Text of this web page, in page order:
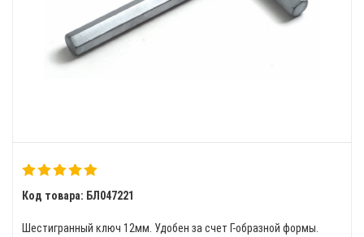
Код товара: БЛ047221
Шестигранный ключ 12мм. Удобен за счет Г-образной формы.